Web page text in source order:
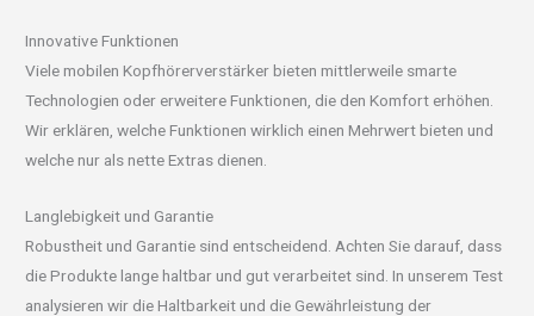
Innovative Funktionen
Viele mobilen Kopfhörerverstärker bieten mittlerweile smarte
Technologien oder erweitere Funktionen, die den Komfort erhöhen.
Wir erklären, welche Funktionen wirklich einen Mehrwert bieten und
welche nur als nette Extras dienen.
Langlebigkeit und Garantie
Robustheit und Garantie sind entscheidend. Achten Sie darauf, dass
die Produkte lange haltbar und gut verarbeitet sind. In unserem Test
analysieren wir die Haltbarkeit und die Gewährleistung der